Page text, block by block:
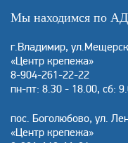
Мы находимся по
г.Владимир,
«Центр крепежа»
8-904-261-22-22
пн-пт: 8.30 - 18.00, сб:
пос. Боголюбово, ул.
«Центр крепежа»